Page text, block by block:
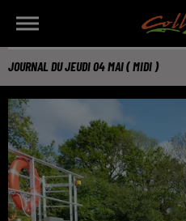
JOURNAL DU JEUDI 04 MAI ( MIDI )